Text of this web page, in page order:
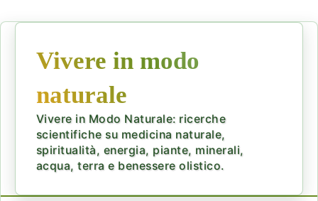
Vivere in modo
naturale
Vivere in Modo Naturale: ricerche
scientifiche su medicina naturale,
spiritualità, energia, piante, minerali,
acqua, terra e benessere olistico.